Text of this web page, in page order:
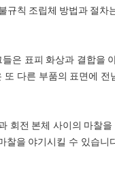
칙 조립체 방법과 절차
은 표피 화상과 결합을
다른 부품의 표면에
회전 본체 사이의 마찰
을 야기시킬 수 있습니